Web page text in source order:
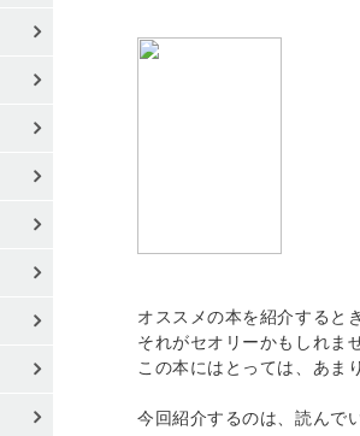
オススメの本を紹介すると
それがセオリーかもしれま
この本にはとっては、あま
今回紹介するのは、読んで